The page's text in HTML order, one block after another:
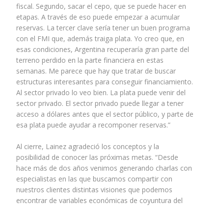
fiscal. Segundo, sacar el cepo, que se puede hacer en
etapas. A través de eso puede empezar a acumular
reservas. La tercer clave sería tener un buen programa
con el FMI que, además traiga plata. Yo creo que, en
esas condiciones, Argentina recuperaría gran parte del
terreno perdido en la parte financiera en estas
semanas. Me parece que hay que tratar de buscar
estructuras interesantes para conseguir financiamiento.
Al sector privado lo veo bien. La plata puede venir del
sector privado. El sector privado puede llegar a tener
acceso a dólares antes que el sector público, y parte de
esa plata puede ayudar a recomponer reservas.”
Al cierre, Lainez agradeció los conceptos y la
posibilidad de conocer las próximas metas. “Desde
hace más de dos años venimos generando charlas con
especialistas en las que buscamos compartir con
nuestros clientes distintas visiones que podemos
encontrar de variables económicas de coyuntura del